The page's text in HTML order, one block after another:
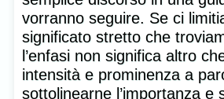
vorranno seguire. Se ci
significato stretto che
l’enfasi non significa altro
intensità e prominenza a
sottolinearne l’importanza e